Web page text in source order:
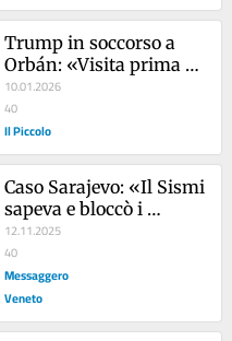
Trump in soccorso a
Orbán: «Visita prima
delle elezioni»
10.01.2026
40
Il Piccolo
Caso Sarajevo: «Il Sismi
sapeva e bloccò i
cecchini del weekend».
Spunta l’identikit del
triestino
12.11.2025
40
Messaggero
Veneto